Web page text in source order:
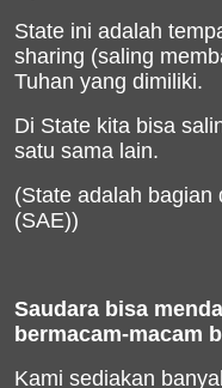
State ini adalah
sharing (saling
Tuhan yang dimiliki.
Di State kita bisa
satu sama lain.
(State adalah bagian
(SAE))
Saudara bisa
bermacam-macam
Kami sediakan